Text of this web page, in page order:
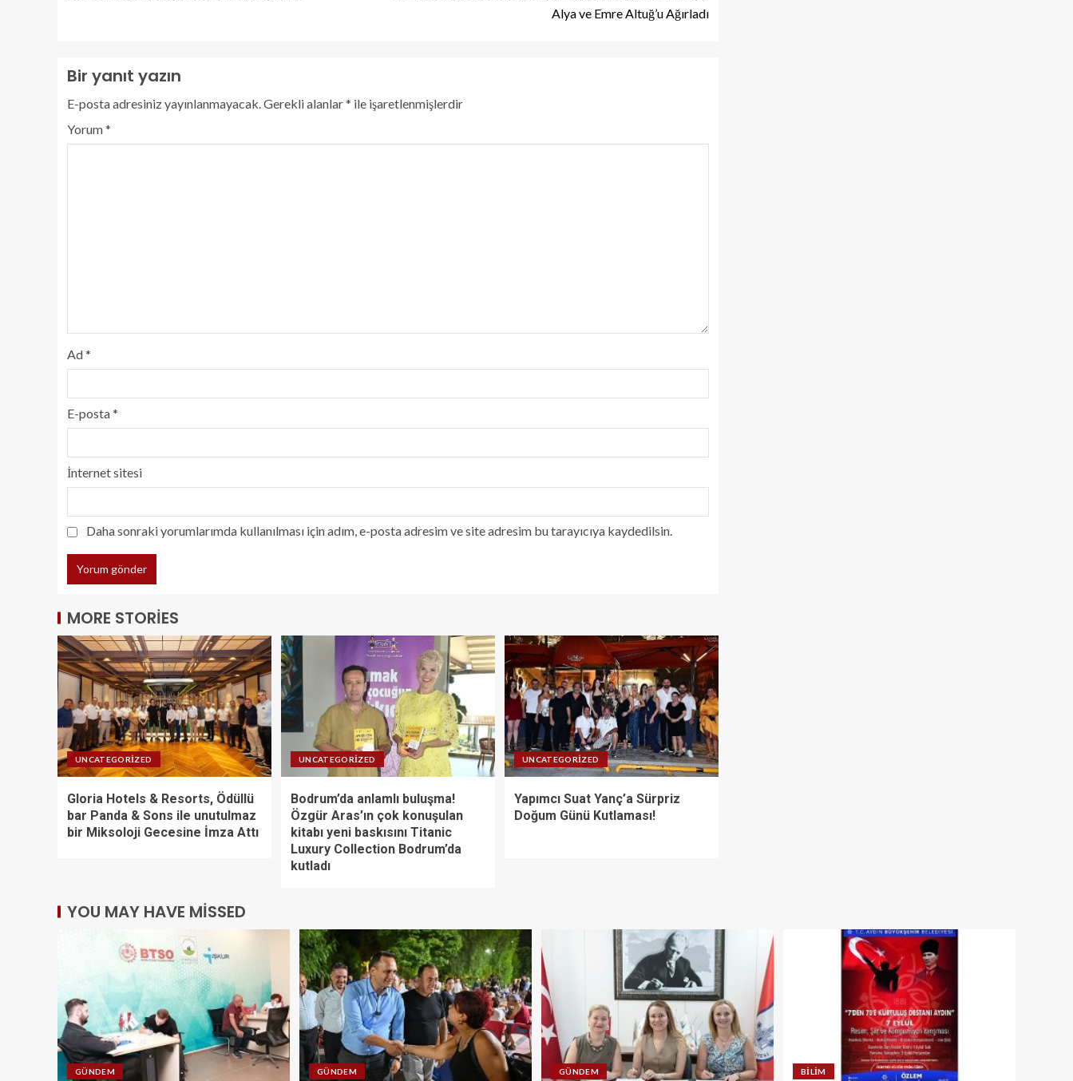
Alya ve Emre Altuğ’u Ağırladı
Bir yanıt yazın
E-posta adresiniz yayınlanmayacak.Gerekli alanlar* ile işaretlenmişlerdir
Yorum*
Ad*
E-posta*
İnternet sitesi
Daha sonraki yorumlarımda kullanılması için adım, e-posta adresim ve site adresim bu tarayıcıya kaydedilsin.
MORE STORIES
UNCATEGORIZED
Gloria Hotels & Resorts, Ödüllü
bar Panda & Sons ile unutulmaz
bir Miksoloji Gecesine İmza Attı
UNCATEGORIZED
Bodrum’da anlamlı buluşma!
Özgür Aras’ın çok konuşulan
kitabı yeni baskısını Titanic
Luxury Collection Bodrum’da
kutladı
UNCATEGORIZED
Yapımcı Suat Yanç’a Sürpriz
Doğum Günü Kutlaması!
YOU MAY HAVE MISSED
GÜNDEM GÜNDEM GÜNDEM BILIM